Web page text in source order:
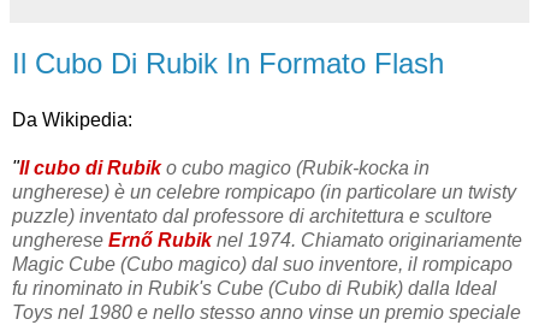
Il Cubo Di Rubik In Formato Flash
Da Wikipedia:
"Il cubo di Rubiko cubo magico (Rubik-kocka in
ungherese) è un celebre rompicapo (in particolare un twisty
puzzle) inventato dal professore di architettura e scultore
ungherese Ernő Rubiknel 1974. Chiamato originariamente
Magic Cube (Cubo magico) dal suo inventore, il rompicapo
fu rinominato in Rubik's Cube (Cubo di Rubik) dalla Ideal
Toys nel 1980 e nello stesso anno vinse un premio speciale